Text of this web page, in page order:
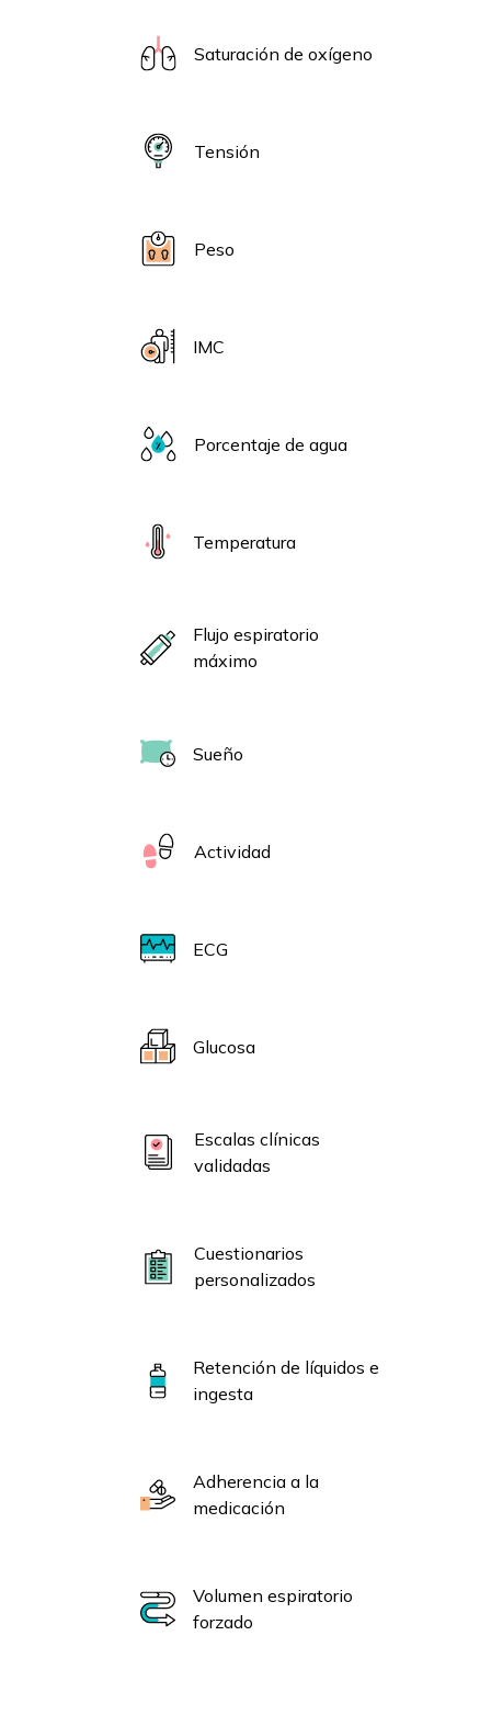
Saturación de oxígeno
Tensión
Peso
IMC
Porcentaje de agua
Temperatura
Flujo espiratorio
máximo
Sueño
Actividad
ECG
Glucosa
Escalas clínicas
validadas
Cuestionarios
personalizados
Retención de líquidos e
ingesta
Adherencia a la
medicación
Volumen espiratorio
forzado